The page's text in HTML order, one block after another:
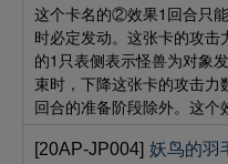
这个卡名的②效果1回合只
时必定发动。这张卡的攻
的1只表侧表示怪兽为对象
束时，下降这张卡的攻击
回合的准备阶段除外。这个
[20AP-JP004] 妖鸟的羽